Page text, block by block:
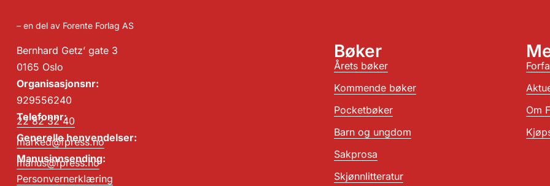
– en del av Forente Forlag AS
Bernhard Getz’ gate 3
0165 Oslo
Organisasjonsnr:
929556240
Telefonnr:
22 82 32 40
Generelle henvendelser:
marked@fpress.no
Manusinnsending:
manus@fpress.no
Personvernerklæring
Bøker
Årets bøker
Kommende bøker
Pocketbøker
Barn og ungdom
Sakprosa
Skjønnlitteratur
Om